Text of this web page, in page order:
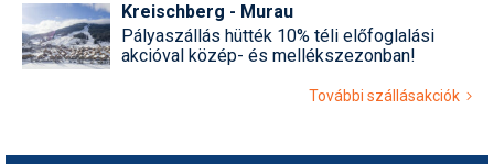
Kreischberg - Murau
Pályaszállás hütték 10% téli előfoglalási
akcióval közép- és mellékszezonban!
További szállásakciók